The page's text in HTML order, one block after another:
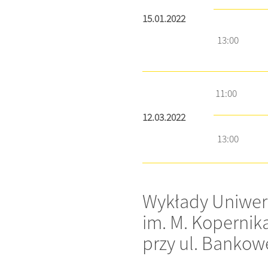
15.01.2022
13:00
12.03.2022
11:00
13:00
Wykłady
im. M.
​przy ul.